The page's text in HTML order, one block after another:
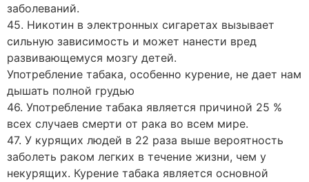
заболеваний.
45. Никотин в электронных сигаретах вызывает
сильную зависимость и может нанести вред
развивающемуся мозгу детей.
Употребление табака, особенно курение, не дает нам
дышать полной грудью
46. Употребление табака является причиной 25 %
всех случаев смерти от рака во всем мире.
47. У курящих людей в 22 раза выше вероятность
заболеть раком легких в течение жизни, чем у
некурящих. Курение табака является основной